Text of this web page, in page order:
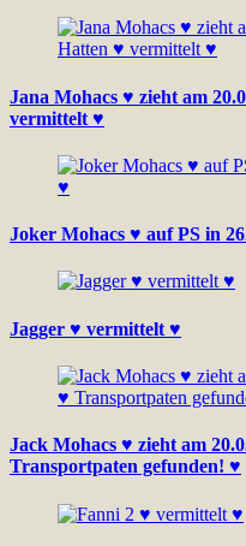
Jana Mohacs ♥ zieht am
vermittelt ♥
Joker Mohacs ♥ auf PS in
Jagger ♥ vermittelt ♥
Jack Mohacs ♥ zieht am
Transportpaten gefunden! ♥